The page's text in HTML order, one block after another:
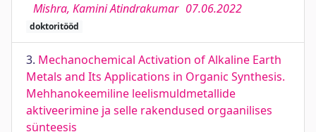
Mishra, Kamini Atindrakumar 07.06.2022
doktoritööd
3. Mechanochemical Activation of Alkaline Earth
Metals and Its Applications in Organic Synthesis.
Mehhanokeemiline leelismuldmetallide
aktiveerimine ja selle rakendused orgaanilises
sünteesis